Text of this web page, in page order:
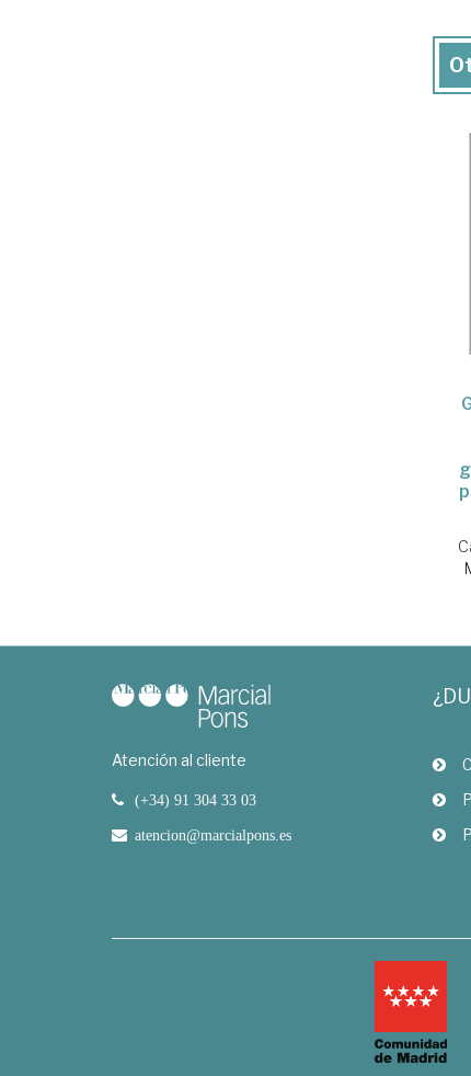
Atención al cliente
(+34) 91 304 33 03
atencion@marcialpons.es